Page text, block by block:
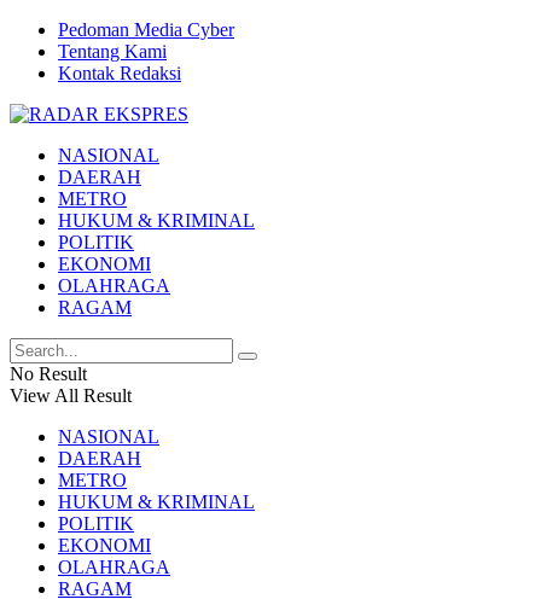
Pedoman Media Cyber
Tentang Kami
Kontak Redaksi
NASIONAL
DAERAH
METRO
HUKUM & KRIMINAL
POLITIK
EKONOMI
OLAHRAGA
RAGAM
No Result
View All Result
NASIONAL
DAERAH
METRO
HUKUM & KRIMINAL
POLITIK
EKONOMI
OLAHRAGA
RAGAM